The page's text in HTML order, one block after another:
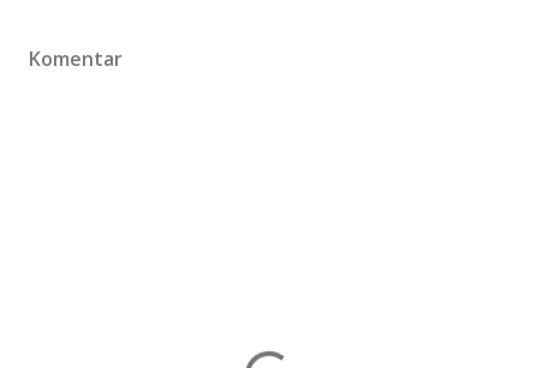
Komentar